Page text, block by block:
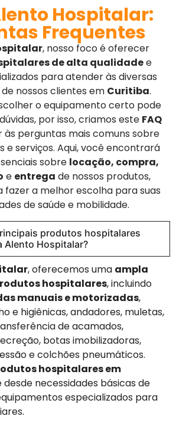
Hospitalar:
Frequentes
, nosso foco é oferecer
de alta qualidadee
para atender às diversas
nossos clientes em Curitiba.
o equipamento certo pode
por isso, criamos este FAQ
perguntas mais comuns sobre
e serviços. Aqui, você encontrará
sobre locação, compra,
e entrega de nossos produtos,
fazer a melhor escolha para suas
de saúde e mobilidade.
produtos hospitalares
Alento Hospitalar?
, oferecemos uma ampla
hospitalares, incluindo
manuais e motorizadas,
e higiênicas, andadores, muletas,
de acamados,
botas imobilizadoras,
e colchões pneumáticos.
hospitalares em
necessidades básicas de
especializados para